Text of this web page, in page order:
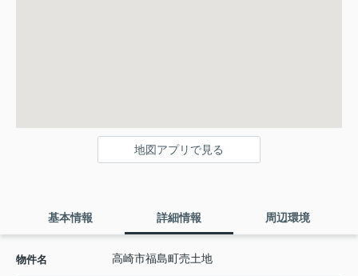
地図アプリで見る
基本情報 詳細情報 周辺環境
物件名 高崎市福島町売土地